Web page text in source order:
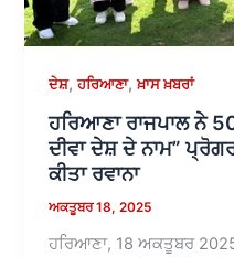
ਦੇਸ਼,ਹਰਿਆਣਾ,ਖ਼ਾਸ ਖ਼ਬਰਾਂ
ਹਰਿਆਣਾ ਰਾਜਪਾਲ ਨੇ
ਦੀਵਾ ਦੇਸ਼ ਦੇ ਨਾਮ”
ਕੀਤਾ ਰਵਾਨਾ
ਅਕਤੂਬਰ 18, 2025
ਹਰਿਆਣਾ, 18 ਅਕਤੂਬਰ